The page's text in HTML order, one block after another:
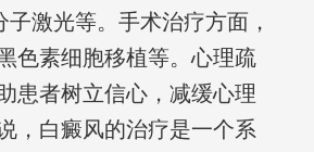
子激光等。手术治疗方面，
色素细胞移植等。心理疏
患者树立信心，减缓心理
，白癜风的治疗是一个系